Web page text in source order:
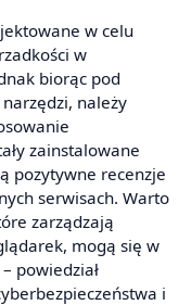
w celu
w
biorąc pod
należy
zainstalowane
pozytywne recenzje
serwisach. Warto
zarządzają
mogą się w
powiedział
i